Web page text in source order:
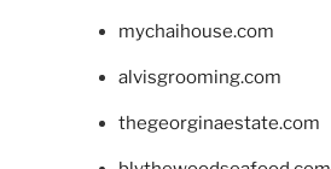
mychaihouse.com
alvisgrooming.com
thegeorginaestate.com